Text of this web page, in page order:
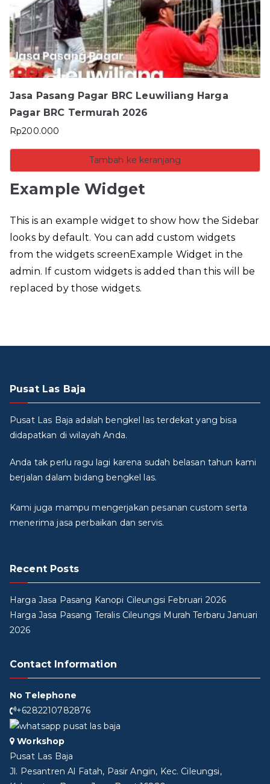
Jasa Pasang Pagar BRC Leuwiliang Harga
Pagar BRC Termurah 2026
Rp200.000
Tambah ke keranjang
Example Widget
This is an example widget to show how the Sidebar
looks by default. You can add custom widgets
from the widgets screenExample Widget in the
admin. If custom widgets is added than this will be
replaced by those widgets.
Pusat Las Baja
Pusat Las Baja adalah bengkel las terdekat yang bisa
didapatkan di wilayah Anda.
Anda tak perlu ragu lagi karena sudah belasan tahun kami
berjalan dalam bidang bengkel las.
Kami juga mampu mengerjakan pesanan custom serta
menerima jasa perbaikan dan servis.
Recent Posts
Harga Jasa Pasang Kanopi Cileungsi Februari 2026
Harga Jasa Pasang Teralis Cileungsi Murah Terbaru Januari
2026
Contact Information
No Telephone
+6282210782876
Workshop
Pusat Las Baja
Jl. Pesantren Al Fatah, Pasir Angin, Kec. Cileungsi,